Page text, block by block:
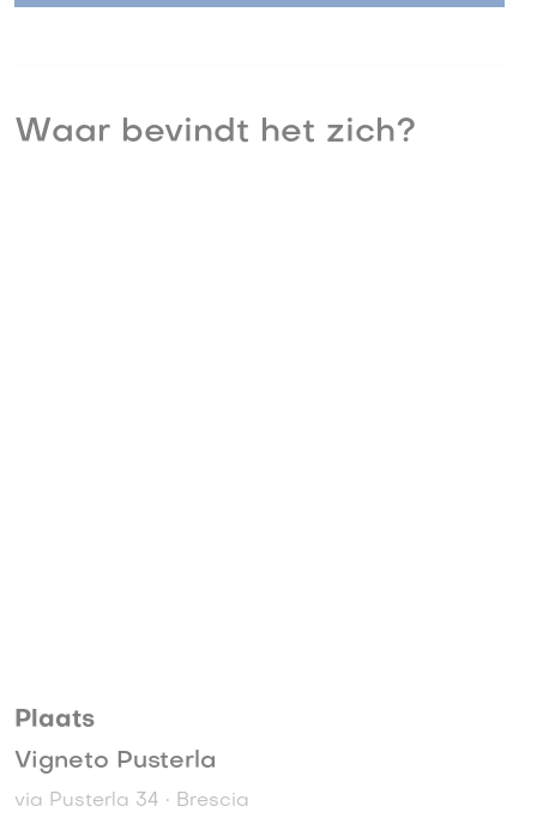
Waar bevindt het zich?
Plaats
Vigneto Pusterla
via Pusterla 34 • Brescia